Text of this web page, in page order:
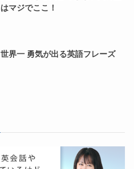
はマジでここ！
世界一 勇気が出る英語フレーズ